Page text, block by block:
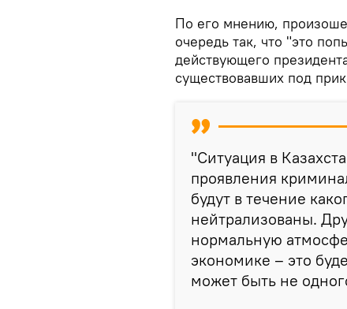
По его мнению,
очередь так, что "это
действующего
существовавших под
"Ситуация в
проявления
будут в течение
нейтрализованы.
нормальную
экономике – это
может быть не